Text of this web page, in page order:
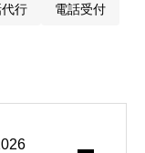
行 電話受付